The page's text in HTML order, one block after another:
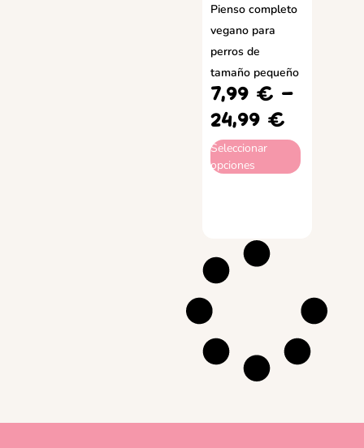
Pienso completo
vegano para
perros de
tamaño pequeño
7,99 € -
24,99 €
Seleccionar
opciones